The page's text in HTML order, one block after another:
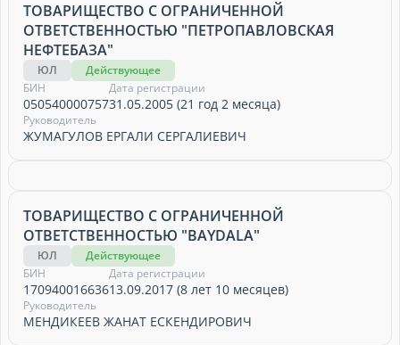
ТОВАРИЩЕСТВО С ОГРАНИЧЕННОЙ
ОТВЕТСТВЕННОСТЬЮ "ПЕТРОПАВЛОВСКАЯ
НЕФТЕБАЗА"
ЮЛ
Действующее
БИН
050540000757
Дата регистрации
31.05.2005 (21 год 2 месяца)
Руководитель
ЖУМАГУЛОВ ЕРГАЛИ СЕРГАЛИЕВИЧ
ТОВАРИЩЕСТВО С ОГРАНИЧЕННОЙ
ОТВЕТСТВЕННОСТЬЮ "BAYDALA"
ЮЛ
Действующее
БИН
170940016636
Дата регистрации
13.09.2017 (8 лет 10 месяцев)
Руководитель
МЕНДИКЕЕВ ЖАНАТ ЕСКЕНДИРОВИЧ